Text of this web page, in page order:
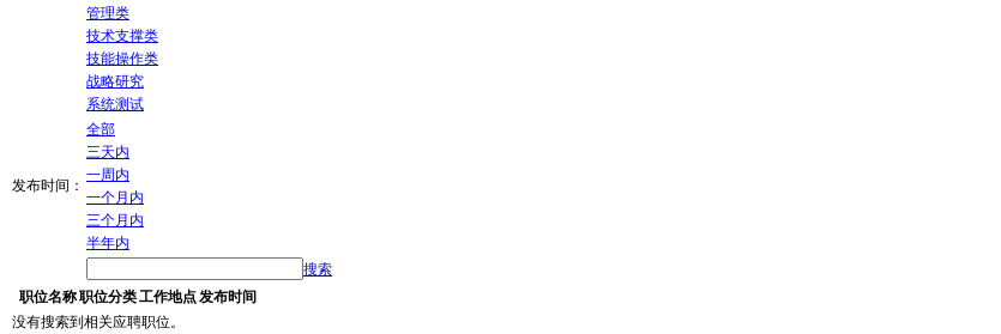
管理类
技术支撑类
技能操作类
战略研究
系统测试
发布时间：
全部
三天内
一周内
一个月内
三个月内
半年内
搜索
职位名称职位分类工作地点发布时间
没有搜索到相关应聘职位。